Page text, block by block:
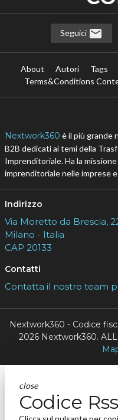
Seguici
Terms&Conditions
Imprenditoriale. Ha la
Indirizzo
Via Moretto da Brescia,
Contatti
Contatta il nostro team